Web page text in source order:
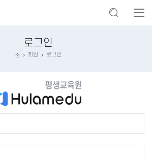
로그인
회원 로그인